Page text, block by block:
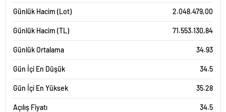
Günlük Hacim (Lot) 2.048.479,00
Günlük Hacim (TL) 71.553.130,84
Günlük Ortalama 34.93
Gün İçi En Düşük 34.5
Gün İçi En Yüksek 35.28
Açılış Fiyatı 34.5